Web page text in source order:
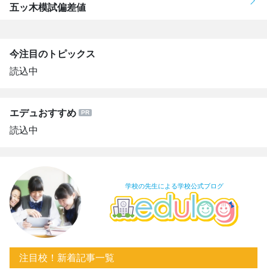
五ッ木模試偏差値
今注目のトピックス
読込中
エデュおすすめ
読込中
学校の先生による学校公式ブログ
注目校！新着記事一覧